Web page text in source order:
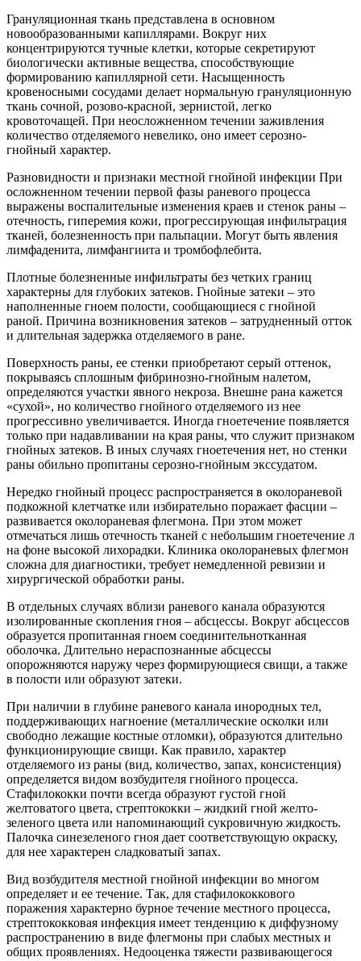
Грануляционная ткань представлена в основном
новообразованными капиллярами. Вокруг них
концентрируются тучные клетки, которые секретируют
биологически активные вещества, способствующие
формированию капиллярной сети. Насыщенность
кровеносными сосудами делает нормальную грануляционную
ткань сочной, розово-красной, зернистой, легко
кровоточащей. При неосложненном течении заживления
количество отделяемого невелико, оно имеет серозно-
гнойный характер.
Разновидности и признаки местной гнойной инфекции При
осложненном течении первой фазы раневого процесса
выражены воспалительные изменения краев и стенок раны –
отечность, гиперемия кожи, прогрессирующая инфильтрация
тканей, болезненность при пальпации. Могут быть явления
лимфаденита, лимфангиита и тромбофлебита.
Плотные болезненные инфильтраты без четких границ
характерны для глубоких затеков. Гнойные затеки – это
наполненные гноем полости, сообщающиеся с гнойной
раной. Причина возникновения затеков – затрудненный отток
и длительная задержка отделяемого в ране.
Поверхность раны, ее стенки приобретают серый оттенок,
покрываясь сплошным фибринозно-гнойным налетом,
определяются участки явного некроза. Внешне рана кажется
«сухой», но количество гнойного отделяемого из нее
прогрессивно увеличивается. Иногда гноетечение появляется
только при надавливании на края раны, что служит признаком
гнойных затеков. В иных случаях гноетечения нет, но стенки
раны обильно пропитаны серозно-гнойным экссудатом.
Нередко гнойный процесс распространяется в околораневой
подкожной клетчатке или избирательно поражает фасции –
развивается околораневая флегмона. При этом может
отмечаться лишь отечность тканей с небольшим гноетечение л
на фоне высокой лихорадки. Клиника околораневых флегмон
сложна для диагностики, требует немедленной ревизии и
хирургической обработки раны.
В отдельных случаях вблизи раневого канала образуются
изолированные скопления гноя – абсцессы. Вокруг абсцессов
образуется пропитанная гноем соединительнотканная
оболочка. Длительно нераспознанные абсцессы
опорожняются наружу через формирующиеся свищи, а также
в полости или образуют затеки.
При наличии в глубине раневого канала инородных тел,
поддерживающих нагноение (металлические осколки или
свободно лежащие костные отломки), образуются длительно
функционирующие свищи. Как правило, характер
отделяемого из раны (вид, количество, запах, консистенция)
определяется видом возбудителя гнойного процесса.
Стафилококки почти всегда образуют густой гной
желтоватого цвета, стрептококки – жидкий гной желто-
зеленого цвета или напоминающий сукровичную жидкость.
Палочка синезеленого гноя дает соответствующую окраску,
для нее характерен сладковатый запах.
Вид возбудителя местной гнойной инфекции во многом
определяет и ее течение. Так, для стафилококкового
поражения характерно бурное течение местного процесса,
стрептококковая инфекция имеет тенденцию к диффузному
распространению в виде флегмоны при слабых местных и
общих проявлениях. Недооценка тяжести развивающегося